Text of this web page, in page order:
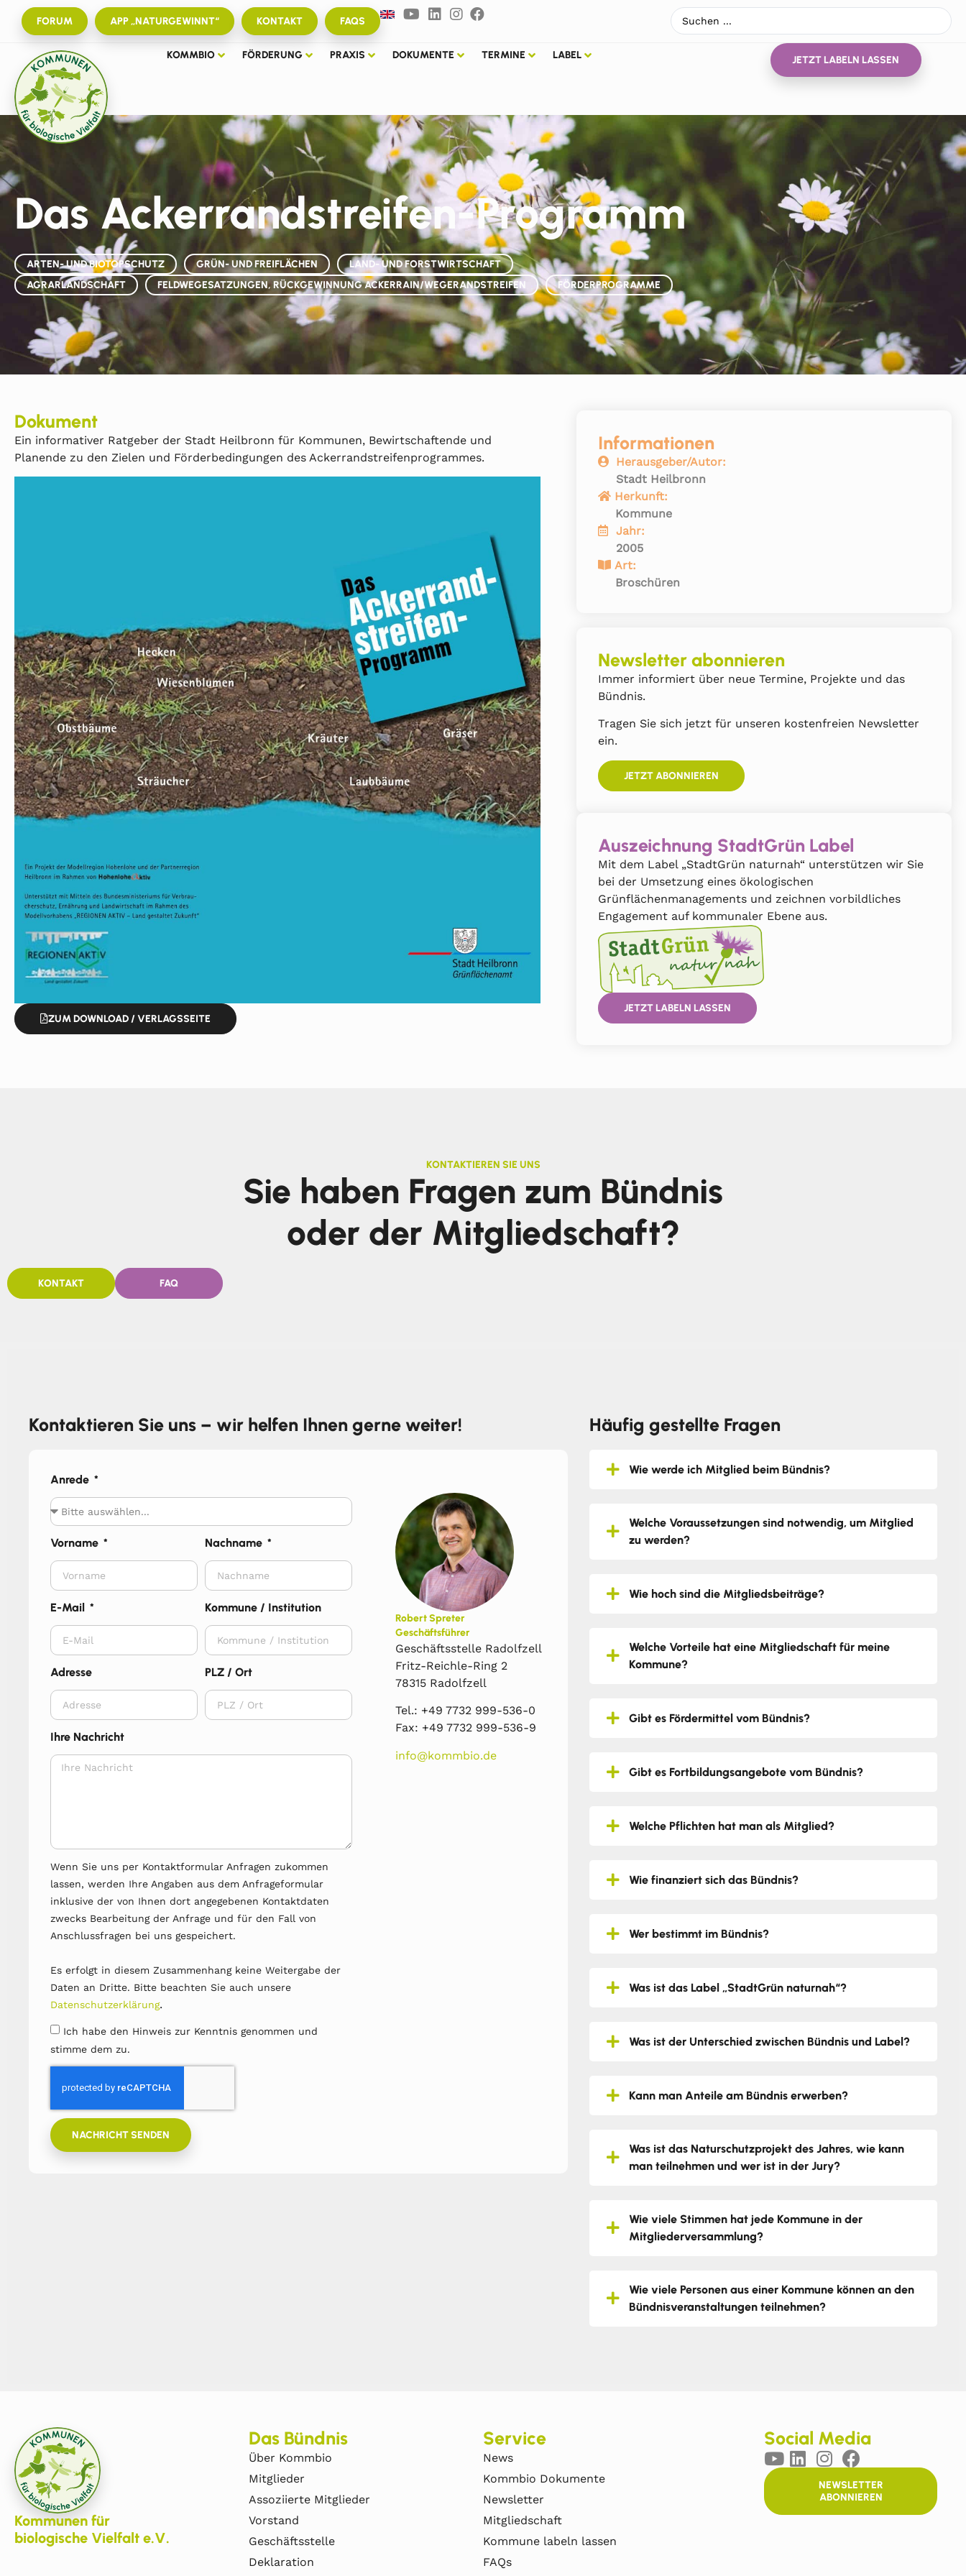
FORUM APP „NATURGEWINNT“ KONTAKT FAQS
KOMMBIO FÖRDERUNG PRAXIS DOKUMENTE TERMINE LABEL JETZT LABELN LASSEN
Das Ackerrandstreifen-Programm
ARTEN- UND BIOTOPSCHUTZ GRÜN- UND FREIFLÄCHEN
LAND- UND FORSTWIRTSCHAFT
AGRARLANDSCHAFT
FELDWEGESATZUNGEN, RÜCKGEWINNUNG ACKERRAIN/WEGERANDSTREIFEN FÖRDERPROGRAMME
Dokument
Ein informativer Ratgeber der Stadt Heilbronn für Kommunen, Bewirtschaftende und
Planende zu den Zielen und Förderbedingungen des Ackerrandstreifenprogrammes.
ZUM DOWNLOAD / VERLAGSSEITE
Informationen
Herausgeber/Autor:
Stadt Heilbronn
Herkunft:
Kommune
Jahr:
2005
Art:
Broschüren
Newsletter abonnieren
Immer informiert über neue Termine, Projekte und das
Bündnis.
Tragen Sie sich jetzt für unseren kostenfreien Newsletter
ein.
JETZT ABONNIEREN
Auszeichnung StadtGrün Label
Mit dem Label „StadtGrün naturnah“ unterstützen wir Sie
bei der Umsetzung eines ökologischen
Grünflächenmanagements und zeichnen vorbildliches
Engagement auf kommunaler Ebene aus.
JETZT LABELN LASSEN
KONTAKTIEREN SIE UNS
Sie haben Fragen zum Bündnis
oder der Mitgliedschaft?
KONTAKT FAQ
Kontaktieren Sie uns – wir helfen Ihnen gerne weiter!
Anrede
Vorname Nachname
E-Mail Kommune / Institution
Adresse PLZ / Ort
Ihre Nachricht
Wenn Sie uns per Kontaktformular Anfragen zukommen
lassen, werden Ihre Angaben aus dem Anfrageformular
inklusive der von Ihnen dort angegebenen Kontaktdaten
zwecks Bearbeitung der Anfrage und für den Fall von
Anschlussfragen bei uns gespeichert.
Es erfolgt in diesem Zusammenhang keine Weitergabe der
Daten an Dritte. Bitte beachten Sie auch unsere
Datenschutzerklärung.
Ich habe den Hinweis zur Kenntnis genommen und
stimme dem zu.
NACHRICHT SENDEN
Robert Spreter
Geschäftsführer
Geschäftsstelle Radolfzell
Fritz-Reichle-Ring 2
78315 Radolfzell
Tel.: +49 7732 999-536-0
Fax: +49 7732 999-536-9
info@kommbio.de
Häufig gestellte Fragen
Wie werde ich Mitglied beim Bündnis?
Welche Voraussetzungen sind notwendig, um Mitglied
zu werden?
Wie hoch sind die Mitgliedsbeiträge?
Welche Vorteile hat eine Mitgliedschaft für meine
Kommune?
Gibt es Fördermittel vom Bündnis?
Gibt es Fortbildungsangebote vom Bündnis?
Welche Pflichten hat man als Mitglied?
Wie finanziert sich das Bündnis?
Wer bestimmt im Bündnis?
Was ist das Label „StadtGrün naturnah“?
Was ist der Unterschied zwischen Bündnis und Label?
Kann man Anteile am Bündnis erwerben?
Was ist das Naturschutzprojekt des Jahres, wie kann
man teilnehmen und wer ist in der Jury?
Wie viele Stimmen hat jede Kommune in der
Mitgliederversammlung?
Wie viele Personen aus einer Kommune können an den
Bündnisveranstaltungen teilnehmen?
Kommunen für
biologische Vielfalt e.V.
Das Bündnis
Über Kommbio
Mitglieder
Assoziierte Mitglieder
Vorstand
Geschäftsstelle
Deklaration
Service
News
Kommbio Dokumente
Newsletter
Mitgliedschaft
Kommune labeln lassen
FAQs
Social Media
NEWSLETTER
ABONNIEREN